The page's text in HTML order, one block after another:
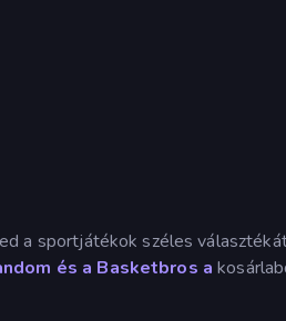
a sportjátékok széles
és a Basketbros a